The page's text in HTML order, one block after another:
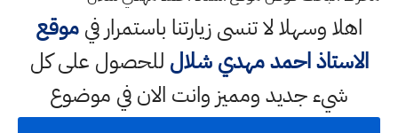
اهلا وسهلالا تنسى زيارتنا باستمرار فيموقع
الاستاذ احمد مهدي شلال للحصول على كل
شيء جديد ومميز وانت الان في موضوع